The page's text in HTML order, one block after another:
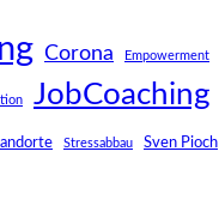
Corona Empowerment
JobCoaching
Stressabbau Sven Pioch